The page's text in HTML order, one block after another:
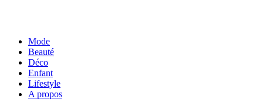
Mode
Beauté
Déco
Enfant
Lifestyle
A propos